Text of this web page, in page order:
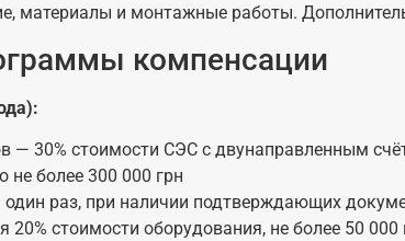
материалы и монтажные работы.
компенсации
— 30% стоимости СЭС с двунаправленным
более 300 000 грн
один раз, при наличии подтверждающих
20% стоимости оборудования, не более 50 000